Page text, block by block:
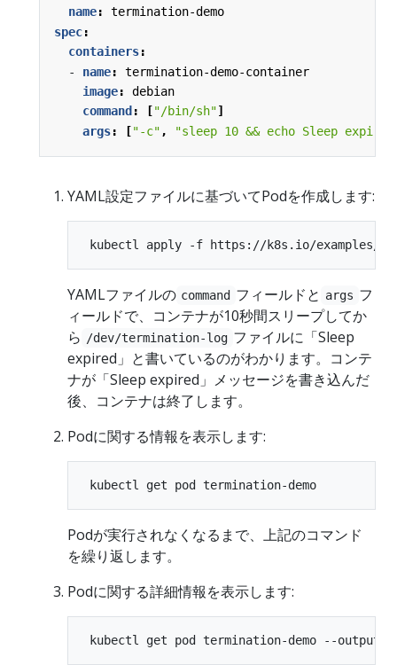
name:
termination-demo
spec:
containers:
- name:
termination-demo-container
image:
debian
command : ["/bin/sh"]
args: ["-c" , "sleep 10 && echo Sleep
YAML設定ファイルに基づいてPodを作成します:
YAMLファイルの command フィールドと args フ
ィールドで、コンテナが10秒間スリープしてか
ら /dev/termination-log ファイルに「Sleep
expired」と書いているのがわかります。コンテ
ナが「Sleep expired」メッセージを書き込んだ
後、コンテナは終了します。
Podに関する情報を表示します:
Podが実行されなくなるまで、上記のコマンド
を繰り返します。
Podに関する詳細情報を表示します: